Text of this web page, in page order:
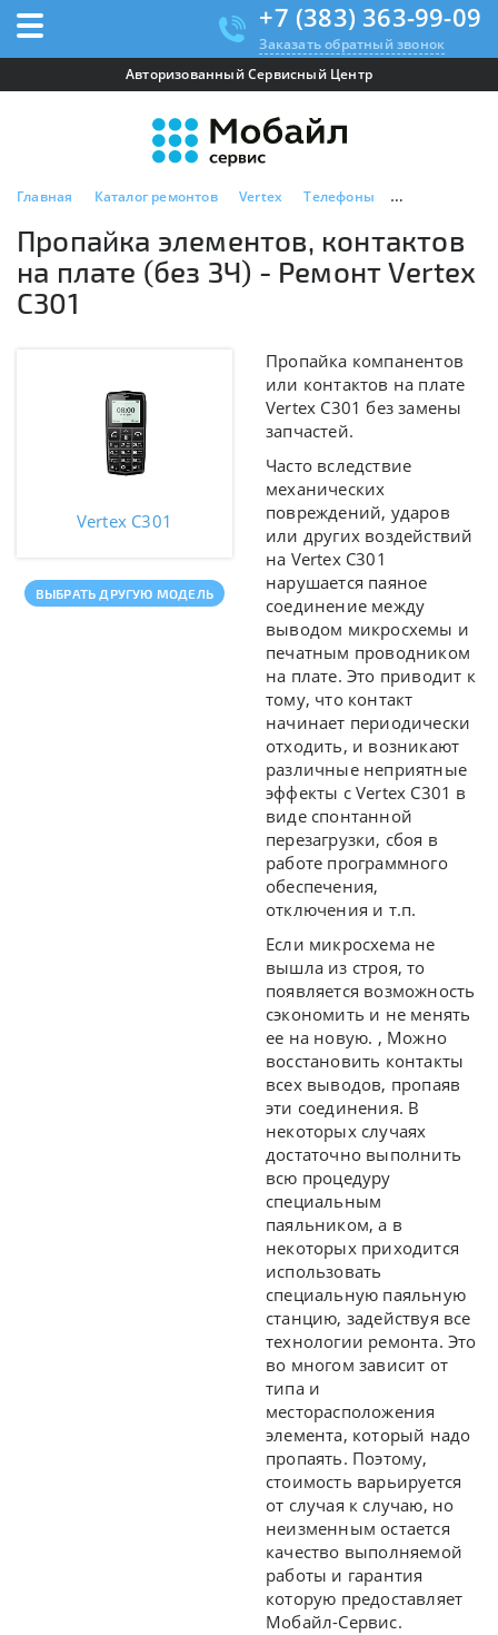
+7 (383) 363-99-09
Заказать обратный звонок
Авторизованный Сервисный Центр
Главная Каталог ремонтов Vertex Телефоны Vertex C301
Пропайка элементов, контактов
на плате (без ЗЧ) - Ремонт Vertex
C301
Vertex C301
ВЫБРАТЬ ДРУГУЮ МОДЕЛЬ
Пропайка компанентов
или контактов на плате
Vertex C301 без замены
запчастей.
Часто вследствие
механических
повреждений, ударов
или других воздействий
на Vertex C301
нарушается паяное
соединение между
выводом микросхемы и
печатным проводником
на плате. Это приводит к
тому, что контакт
начинает периодически
отходить, и возникают
различные неприятные
эффекты с Vertex C301 в
виде спонтанной
перезагрузки, сбоя в
работе программного
обеспечения,
отключения и т.п.
Если микросхема не
вышла из строя, то
появляется возможность
сэкономить и не менять
ее на новую. , Можно
восстановить контакты
всех выводов, пропаяв
эти соединения. В
некоторых случаях
достаточно выполнить
всю процедуру
специальным
паяльником, а в
некоторых приходится
использовать
специальную паяльную
станцию, задействуя все
технологии ремонта. Это
во многом зависит от
типа и
месторасположения
элемента, который надо
пропаять. Поэтому,
стоимость варьируется
от случая к случаю, но
неизменным остается
качество выполняемой
работы и гарантия
которую предоставляет
Мобайл-Сервис.